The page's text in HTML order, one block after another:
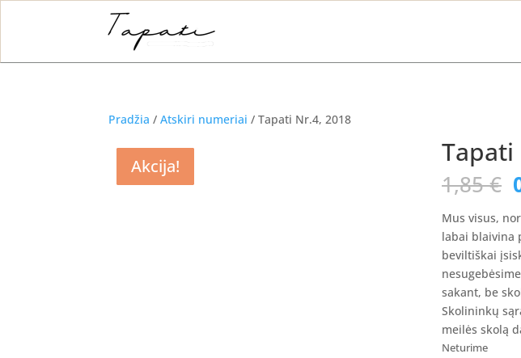
Pradžia /Atskiri numeriai / Tapati Nr.4, 2018
Akcija! Tapati
1,85€
Mus visus,
labai blaivina
beviltiškai
sakant, be
Skolininkų
meilės skolą
Neturime
Akcija!
Akcija!
Akcija!
Akcija!
Akcija!
Akcija!